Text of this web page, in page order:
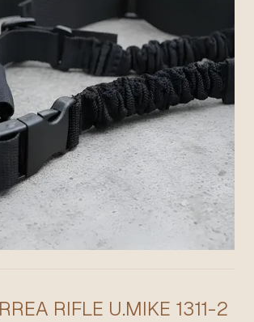
RIFLE U.MIKE 1311-2